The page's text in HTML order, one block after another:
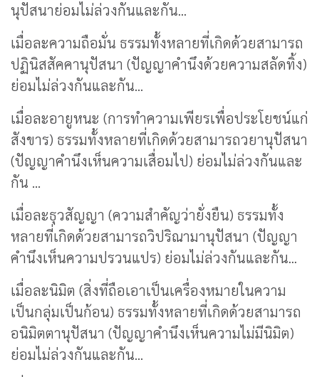
นุปัสนาย่อมไม่ล่วงกันและกัน...
เมื่อละความถือมั่น ธรรมทั้งหลายที่เกิดด้วยสามารถ
ปฏินิสสัคคานุปัสนา (ปัญญาคำนึงด้วยความสลัดทิ้ง)
ย่อมไม่ล่วงกันและกัน...
เมื่อละอายูหนะ (การทำความเพียรเพื่อประโยชน์แก่
สังขาร) ธรรมทั้งหลายที่เกิดด้วยสามารถวยานุปัสนา
(ปัญญาคำนึงเห็นความเสื่อมไป) ย่อมไม่ล่วงกันและ
กัน ...
เมื่อละธุวสัญญา (ความสำคัญว่ายั่งยืน) ธรรมทั้ง
หลายที่เกิดด้วยสามารถวิปริณามานุปัสนา (ปัญญา
คำนึงเห็นความปรวนแปร) ย่อมไม่ล่วงกันและกัน...
เมื่อละนิมิต (สิ่งที่ถือเอาเป็นเครื่องหมายในความ
เป็นกลุ่มเป็นก้อน) ธรรมทั้งหลายที่เกิดด้วยสามารถ
อนิมิตตานุปัสนา (ปัญญาคำนึงเห็นความไม่มีนิมิต)
ย่อมไม่ล่วงกันและกัน...